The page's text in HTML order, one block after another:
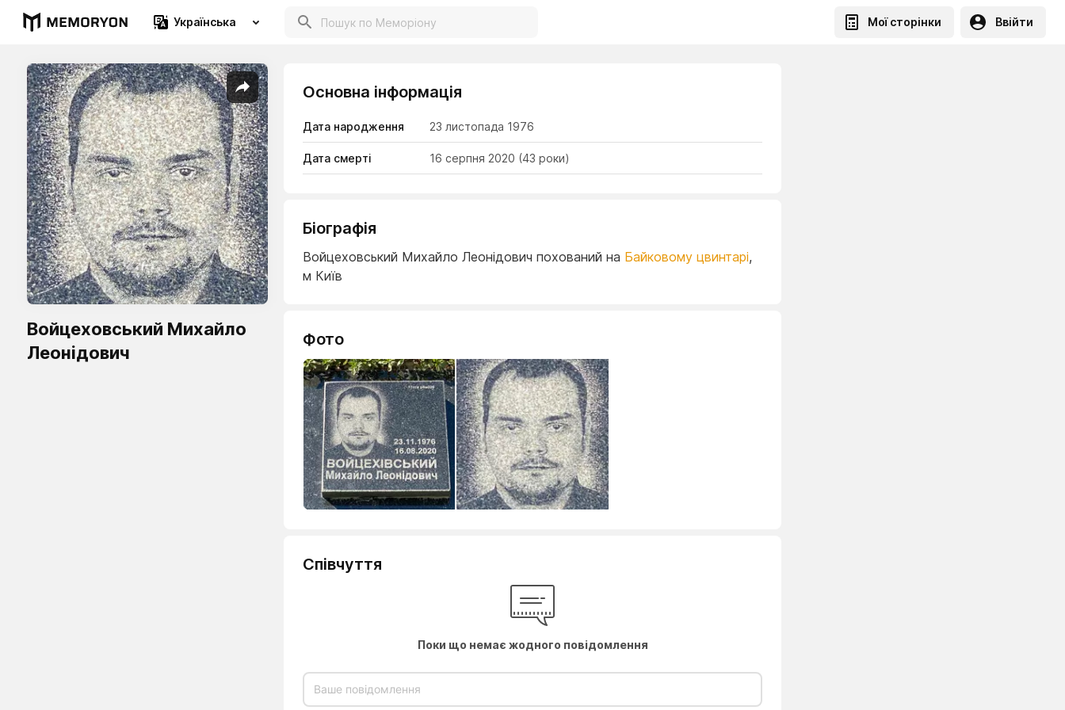
Українська Мої сторінки Ввійти
Войцеховський Михайло
Леонідович
Основна інформація
Дата народження 23 листопада 1976
Дата смерті 16 серпня 2020 (43 роки)
Біографія
Войцеховський Михайло Леонідович похований на Байковому цвинтарі,
м Київ
Фото
Співчуття
Поки що немає жодного повідомлення